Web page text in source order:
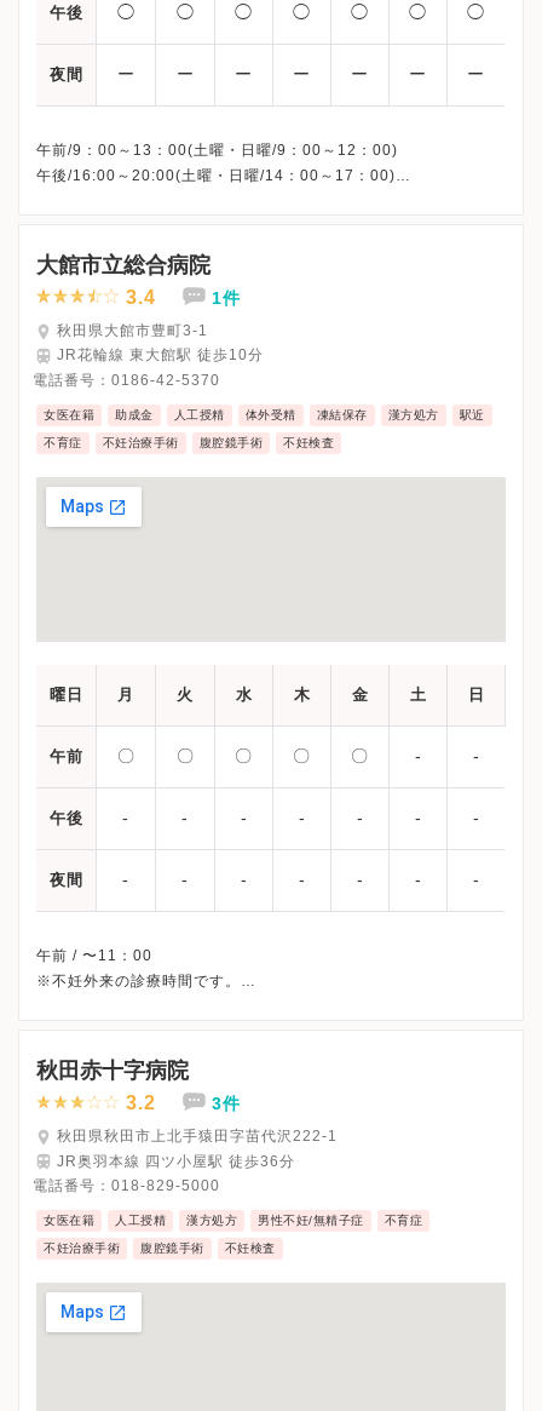
午後 ◯ ◯ ◯ ◯ ◯ ◯ ◯
夜間 ー ー ー ー ー ー ー
午前/9：00～13：00(土曜・日曜/9：00～12：00)
午後/16:00～20:00(土曜・日曜/14：00～17：00)
大館市立総合病院
3.4 1件
秋田県大館市豊町3-1
JR花輪線 東大館駅 徒歩10分
電話番号： 0186-42-5370
女医在籍 助成金 人工授精 体外受精 凍結保存 漢方処方 駅近
不育症 不妊治療手術 腹腔鏡手術 不妊検査
曜日 月 火 水 木 金 土 日
午前 〇 〇 〇 〇 〇 - -
午後 - - - - - - -
夜間 - - - - - - -
午前 / 〜11：00
※不妊外来の診療時間です。
秋田赤十字病院
3.2 3件
秋田県秋田市上北手猿田字苗代沢222-1
JR奥羽本線 四ツ小屋駅 徒歩36分
電話番号： 018-829-5000
女医在籍 人工授精 漢方処方 男性不妊/無精子症 不育症
不妊治療手術 腹腔鏡手術 不妊検査